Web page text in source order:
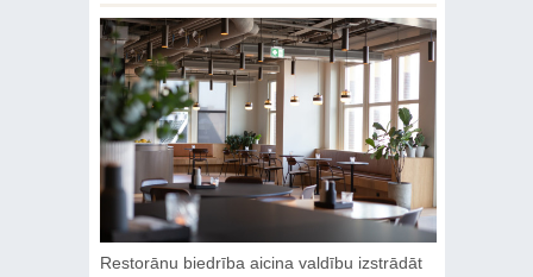
Restorānu biedrība aicina valdību izstrādāt